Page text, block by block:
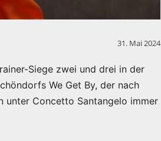
31. Mai 2024
Siege zwei und drei in der
We Get By, der nach
unter Concetto Santangelo immer